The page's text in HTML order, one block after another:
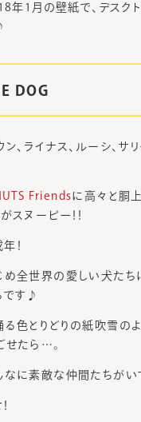
年1月の壁紙で、デスクト
DOG
ン、ライナス、ルーシ、サ
Friendsに高々と胴
スヌーピー！！
！
め全世界の愛しい犬たち
です♪
色とりどりの紙吹雪の
せたら…。
なに素敵な仲間たちがい